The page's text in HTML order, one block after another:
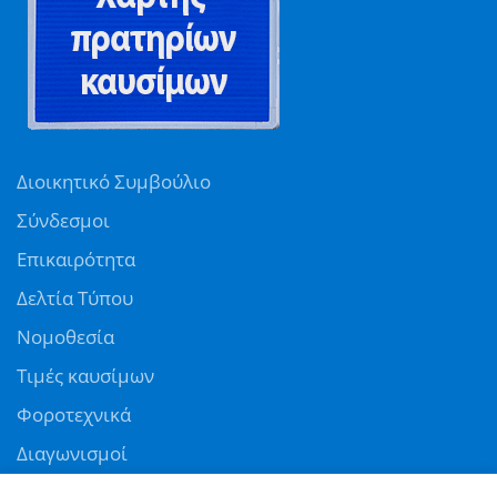
Διοικητικό Συμβούλιο
Σύνδεσμοι
Επικαιρότητα
Δελτία Τύπου
Νομοθεσία
Τιμές καυσίμων
Φοροτεχνικά
Διαγωνισμοί